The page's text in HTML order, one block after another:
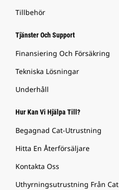
Tillbehör
Tjänster Och Support
Finansiering Och Försäkring
Tekniska Lösningar
Underhåll
Hur Kan Vi Hjälpa Till?
Begagnad Cat-Utrustning
Hitta En Återförsäljare
Kontakta Oss
Uthyrningsutrustning Från Cat